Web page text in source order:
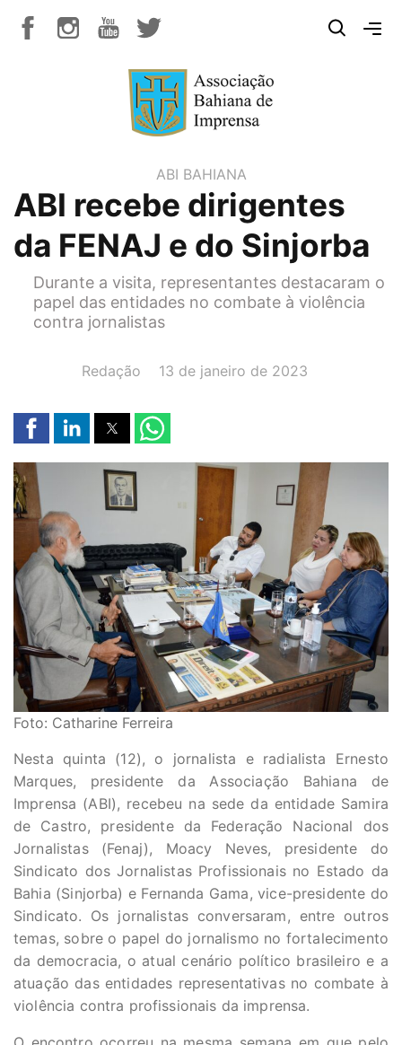
ABI BAHIANA
ABI recebe dirigentes
da FENAJ e do Sinjorba
Durante a visita, representantes destacaram o
papel das entidades no combate à violência
contra jornalistas
AUTOR(A):
Redação DATA:
13 de janeiro de 2023
Foto: Catharine Ferreira
Nesta quinta (12), o jornalista e radialista Ernesto
Marques, presidente da Associação Bahiana de
Imprensa (ABI), recebeu na sede da entidade Samira
de Castro, presidente da Federação Nacional dos
Jornalistas (Fenaj), Moacy Neves, presidente do
Sindicato dos Jornalistas Profissionais no Estado da
Bahia (Sinjorba) e Fernanda Gama, vice-presidente do
Sindicato. Os jornalistas conversaram, entre outros
temas, sobre o papel do jornalismo no fortalecimento
da democracia, o atual cenário político brasileiro e a
atuação das entidades representativas no combate à
violência contra profissionais da imprensa.